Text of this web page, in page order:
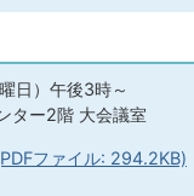
日）午後3時～
ター2階 大会議室
ファイル: 294.2KB)